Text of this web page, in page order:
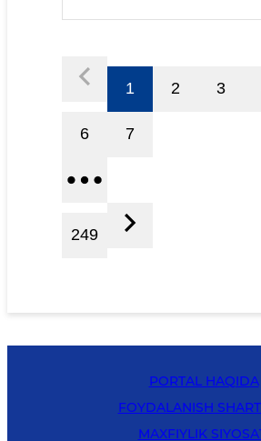
1 2 3
6 7
249
PORTAL HAQIDA
FOYDALANISH
MAXFIYLIK